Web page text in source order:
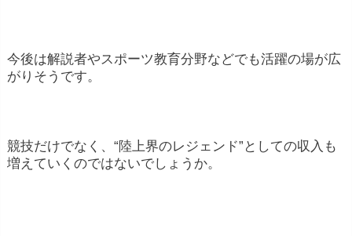
今後は解説者やスポーツ教育分野などでも活躍の場が広
がりそうです。
競技だけでなく、“陸上界のレジェンド”としての収入も
増えていくのではないでしょうか。